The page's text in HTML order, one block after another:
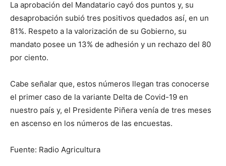
La aprobación del Mandatario cayó dos puntos y, su
desaprobación subió tres positivos quedados así, en un
81%. Respeto a la valorización de su Gobierno, su
mandato posee un 13% de adhesión y un rechazo del 80
por ciento.
Cabe señalar que, estos números llegan tras conocerse
el primer caso de la variante Delta de Covid-19 en
nuestro país y, el Presidente Piñera venía de tres meses
en ascenso en los números de las encuestas.
Fuente: Radio Agricultura